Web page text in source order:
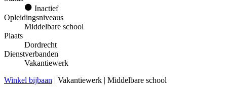
Inactief
Opleidingsniveaus
Middelbare school
Plaats
Dordrecht
Dienstverbanden
Vakantiewerk
Winkel bijbaan | Vakantiewerk | Middelbare school